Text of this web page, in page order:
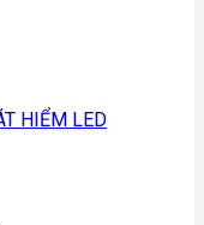
HIỂM LED